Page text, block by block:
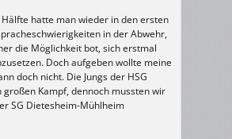
hatte man wieder in den ersten
in der Abwehr,
die Möglichkeit bot, sich erstmal
Doch aufgeben wollte meine
doch nicht. Die Jungs der HSG
Kampf, dennoch mussten wir
SG Dietesheim-Mühlheim